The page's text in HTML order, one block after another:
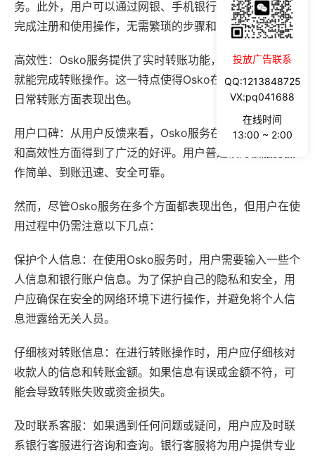
务。此外，用户可以通过网银、手机银行APP等渠道轻松
完成注册和使用操作，无需繁琐的步骤和流程。
高效性：Osko服务提供了实时转账功能，用户只需几秒钟
就能完成转账操作。这一特点使得Osko在处理紧急支付和
日常转账方面表现出色。
用户口碑：从用户反馈来看，Osko服务在安全性、便捷性
和高效性方面得到了广泛的好评。用户普遍认为该服务操
作简单、到账迅速、安全可靠。
然而，尽管Osko服务在多个方面都表现出色，但用户在使
用过程中仍需注意以下几点：
保护个人信息：在使用Osko服务时，用户需要输入一些个
人信息和银行账户信息。为了保护自己的隐私和安全，用
户应确保在安全的网络环境下进行操作，并避免将个人信
息泄露给无关人员。
仔细核对转账信息：在进行转账操作时，用户应仔细核对
收款人的信息和转账金额。如果信息有误或金额不符，可
能会导致转账失败或资金损失。
及时联系客服：如果遇到任何问题或疑问，用户应及时联
系银行客服进行咨询和查询。银行客服将为用户提供专业
投放广告联系
QQ:1213848725
VX:pq041688
在线时间
13:00 ~ 2:00